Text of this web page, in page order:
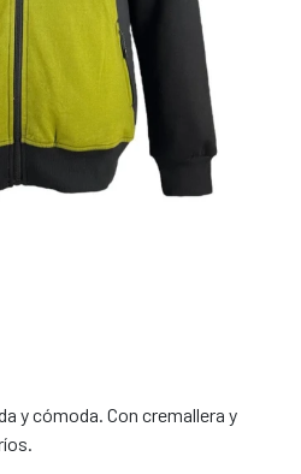
y cómoda. Con cremallera y